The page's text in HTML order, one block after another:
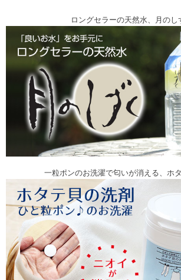
ロングセラーの天然水、月のし
一粒ポンのお洗濯で匂いが消える、ホ